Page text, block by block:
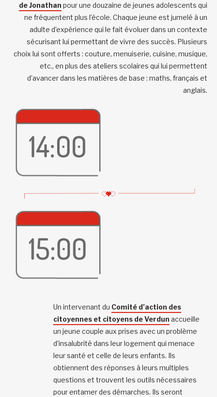
de Jonathan pour une douzaine de jeunes adolescents qui
ne fréquentent plus l’école. Chaque jeune est jumelé à un
adulte d’expérience qui le fait évoluer dans un contexte
sécurisant lui permettant de vivre des succès. Plusieurs
choix lui sont offerts : couture, menuiserie, cuisine, musique,
etc., en plus des ateliers scolaires qui lui permettent
d’avancer dans les matières de base : maths, français et
anglais.
Un intervenant du Comité d’action des
citoyennes et citoyens de Verdun accueille
un jeune couple aux prises avec un problème
d’insalubrité dans leur logement qui menace
leur santé et celle de leurs enfants. Ils
obtiennent des réponses à leurs multiples
questions et trouvent les outils nécessaires
pour entamer des démarches. Ils seront